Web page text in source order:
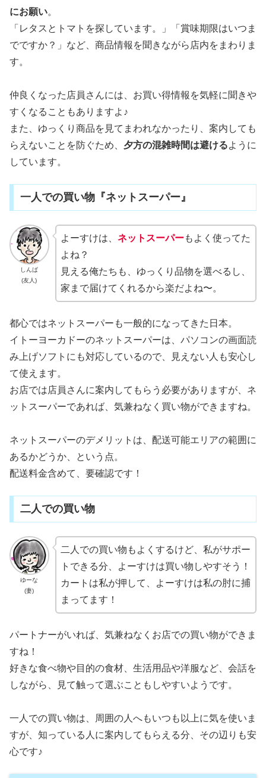
にお願い。
「レタスとトマトを探しています。」「賞味期限はいつま
でですか？」など、商品情報を聞きながら店内をまわりま
す。
仲良くなった店員さんには、お買い得情報を気軽に聞きや
すくなることもありますよ♪
また、ゆっくり商品を見てまわれなかったり、案内しても
らえないことを防ぐため、 夕方の混雑時間は避けるように
しています。
一人での買い物『ネットスーパー』
しんば
(友人)
よーすけは、 ネットスーパーもよく使ってた
よね？
見える俺たちも、ゆっくり品物を選べるし、
家まで届けてくれるから楽だよね〜。
都心ではネットスーパーも一般的になってきた日本。
イトーヨーカドーのネットスーパーは、パソコンの画面読
み上げソフトにも対応しているので、見えない人も安心し
て使えます。
お店では店員さんに案内してもらう必要がありますが、ネ
ットスーパーであれば、気兼ねなく買い物ができますね。
ネットスーパーのデメリットは、配送可能エリアの範囲に
あるかどうか、という点。
配送料金含めて、要確認です！
二人での買い物
ゆーな
(妻)
二人での買い物もよくするけど、私がサポー
トできる分、よーすけは買い物しやすそう！
カートは私が押して、よーすけは私の肘に捕
まってます！
パートナーがいれば、気兼ねなくお店での買い物ができま
すね！
好きな食べ物や目的の食材、生活用品や洋服など、会話を
しながら、見て触って選ぶこともしやすいようです。
一人での買い物は、周囲の人へもいつも以上に気を使いま
すが、知っている人に案内してもらえる分、その辺りも安
心です♪